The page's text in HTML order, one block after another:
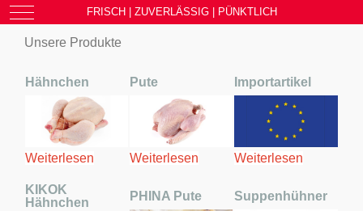
Mobile Menu ToggleFRISCH | ZUVERLÄSSIG | PÜNKTLICH
Unsere Produkte
Hähnchen
Weiterlesen
Pute
Weiterlesen
Importartikel
Weiterlesen
KIKOK
Hähnchen
PHINA Pute Suppenhühner